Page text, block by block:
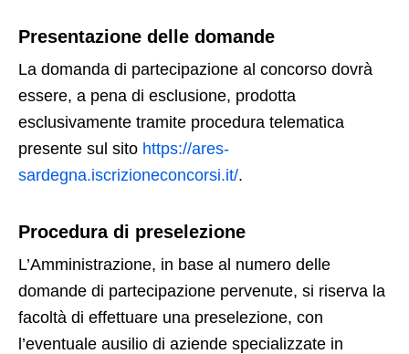
Presentazione delle domande
La domanda di partecipazione al concorso dovrà
essere, a pena di esclusione, prodotta
esclusivamente tramite procedura telematica
presente sul sito https://ares-
sardegna.iscrizioneconcorsi.it/.
Procedura di preselezione
L’Amministrazione, in base al numero delle
domande di partecipazione pervenute, si riserva la
facoltà di effettuare una preselezione, con
l’eventuale ausilio di aziende specializzate in